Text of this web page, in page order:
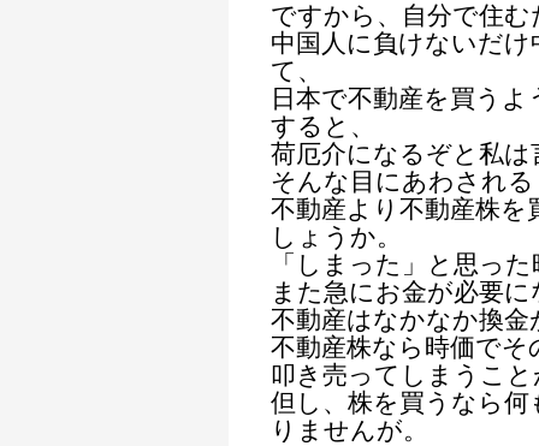
ですから、自分で住
中国人に負けないだ
て、
日本で不動産を買う
すると、
荷厄介になるぞと私
そんな目にあわされ
不動産より不動産株
しょうか。
「しまった」と思っ
また急にお金が必要
不動産はなかなか換
不動産株なら時価で
叩き売ってしまうこ
但し、株を買うなら
りませんが。